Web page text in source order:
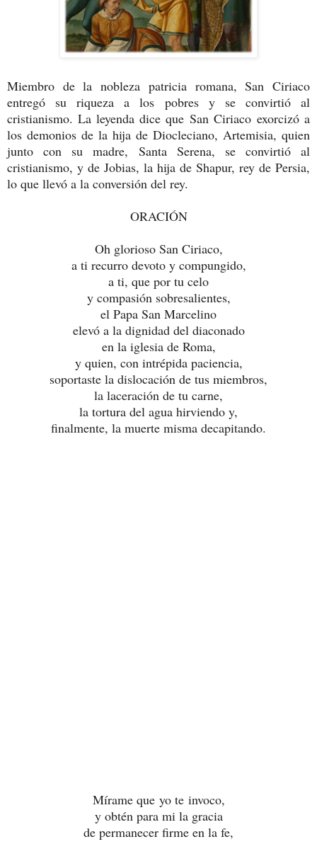
Miembro de la nobleza patricia romana, San Ciriaco
entregó su riqueza a los pobres y se convirtió al
cristianismo. La leyenda dice que San Ciriaco exorcizó a
los demonios de la hija de Diocleciano, Artemisia, quien
junto con su madre, Santa Serena, se convirtió al
cristianismo, y de Jobias, la hija de Shapur, rey de Persia,
lo que llevó a la conversión del rey.
ORACIÓN
Oh glorioso San Ciriaco,
a ti recurro devoto y compungido,
a ti, que por tu celo
y compasión sobresalientes,
el Papa San Marcelino
elevó a la dignidad del diaconado
en la iglesia de Roma,
y quien, con intrépida paciencia,
soportaste la dislocación de tus miembros,
la laceración de tu carne,
la tortura del agua hirviendo y,
finalmente, la muerte misma decapitando.
Mírame que yo te invoco,
y obtén para mi la gracia
de permanecer firme en la fe,